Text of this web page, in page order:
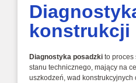
konstrukcji
Diagnostyka posadzki to proces
stanu technicznego, mający na
uszkodzeń, wad